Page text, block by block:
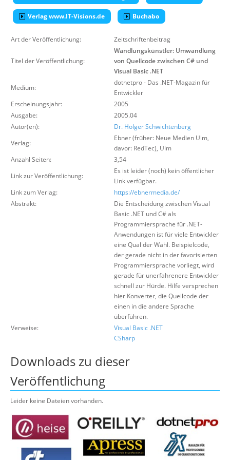
Über uns
Suche
Verlag www.IT-Visions.de Buchabo
Art der Veröffentlichung: Zeitschriftenbeitrag
Titel der Veröffentlichung:
Wandlungskünstler: Umwandlung
von Quellcode zwischen C# und
Visual Basic .NET
Medium:
dotnetpro - Das .NET-Magazin für
Entwickler
Erscheinungsjahr:
2005
Ausgabe:
2005.04
Autor(en):
Dr. Holger Schwichtenberg
Verlag:
Ebner (früher: Neue Medien Ulm,
davor: RedTec), Ulm
Anzahl Seiten:
3,54
Link zur Veröffentlichung:
Es ist leider (noch) kein öffentlicher
Link verfügbar.
Link zum Verlag:
https://ebnermedia.de/
Abstrakt:
Die Entscheidung zwischen Visual
Basic .NET und C# als
Programmiersprache für .NET-
Anwendungen ist für viele Entwickler
eine Qual der Wahl. Beispielcode,
der gerade nicht in der favorisierten
Programmiersprache vorliegt, wird
gerade für unerfahrenere Entwickler
schnell zur Hürde. Hilfe versprechen
hier Konverter, die Quellcode der
einen in die andere Sprache
überführen.
Verweise:
Visual Basic .NET
CSharp
Downloads zu dieser
Veröffentlichung
Leider keine Dateien vorhanden.